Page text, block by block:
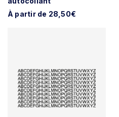
À partir de 28,50€